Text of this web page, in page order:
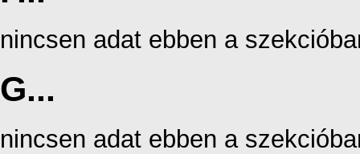
nincsen adat ebben a
G...
nincsen adat ebben a